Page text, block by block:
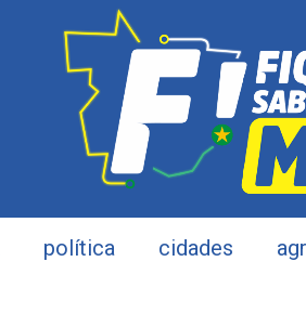
política cidades